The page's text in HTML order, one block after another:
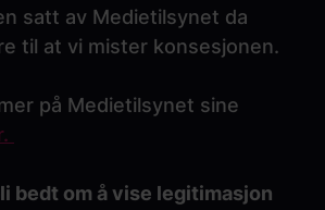
satt av Medietilsynet da
til at vi mister konsesjonen.
på Medietilsynet sine
bedt om å vise legitimasjon